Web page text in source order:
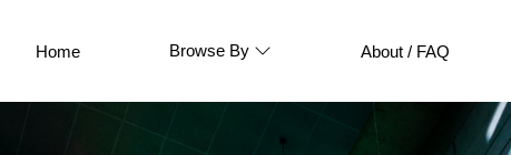
Home Browse By About / FAQ